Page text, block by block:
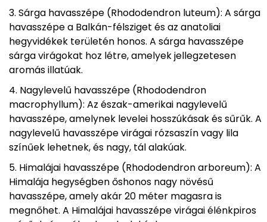
Sárga havasszépe (Rhododendron luteum): A sárga
havasszépe a Balkán-félsziget és az anatoliai
hegyvidékek területén honos. A sárga havasszépe
sárga virágokat hoz létre, amelyek jellegzetesen
aromás illatúak.
Nagylevelű havasszépe (Rhododendron
macrophyllum): Az észak-amerikai nagylevelű
havasszépe, amelynek levelei hosszúkásak és sűrűk. A
nagylevelű havasszépe virágai rózsaszín vagy lila
színűek lehetnek, és nagy, tál alakúak.
Himalájai havasszépe (Rhododendron arboreum): A
Himalája hegységben őshonos nagy növésű
havasszépe, amely akár 20 méter magasra is
megnőhet. A Himalájai havasszépe virágai élénkpiros